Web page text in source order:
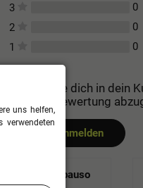
3
0
2
0
1
0
Bitte logge dich in dein
um eine Bewertung
Jetzt anmelden
Grazianobauso
uns helfen,
verwendeten